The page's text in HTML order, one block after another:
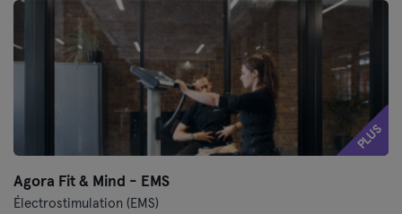
PLUS
Agora Fit & Mind - EMS
Électrostimulation (EMS)